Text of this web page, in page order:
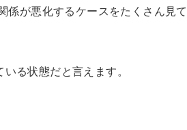
係が悪化するケースをたくさん見て
る状態だと言えます。